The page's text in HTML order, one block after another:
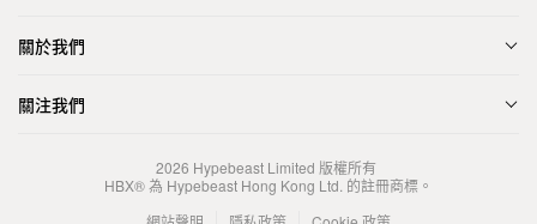
關於我們
關注我們
2026 Hypebeast Limited 版權所有
HBX® 為 Hypebeast Hong Kong Ltd. 的註冊商標。